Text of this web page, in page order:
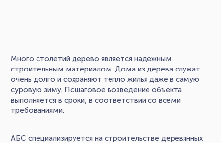
Много столетий дерево является надежным
строительным материалом. Дома из дерева служат
очень долго и сохраняют тепло жилья даже в самую
суровую зиму. Пошаговое возведение объекта
выполняется в сроки, в соответствии со всеми
требованиями.
АБС специализируется на строительстве деревянных